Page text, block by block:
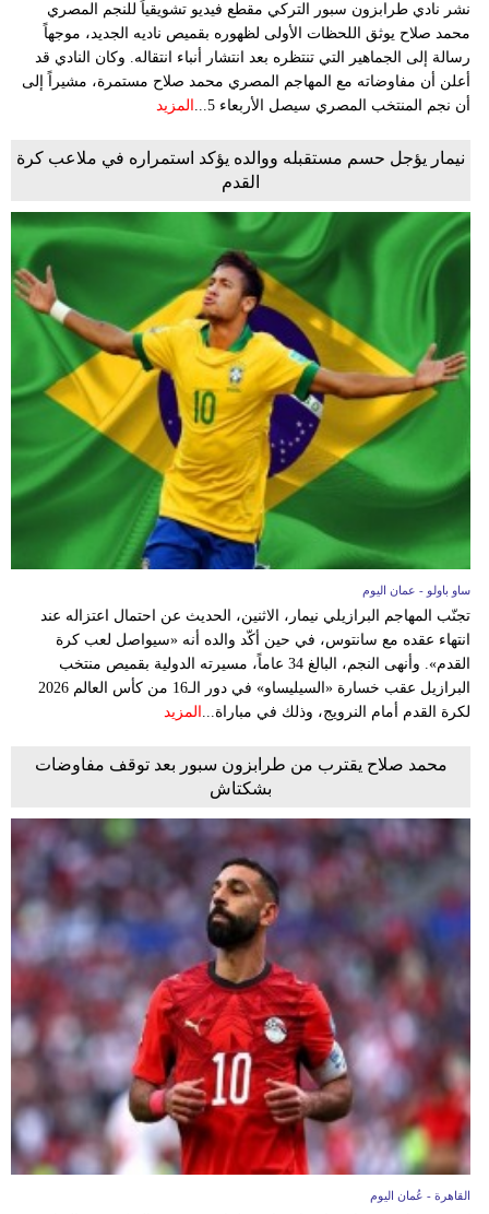
نشر نادي طرابزون سبور التركي مقطع فيديو تشويقياً للنجم المصري
محمد صلاح يوثق اللحظات الأولى لظهوره بقميص ناديه الجديد، موجهاً
رسالة إلى الجماهير التي تنتظره بعد انتشار أنباء انتقاله. وكان النادي قد
أعلن أن مفاوضاته مع المهاجم المصري محمد صلاح مستمرة، مشيراً إلى
أن نجم المنتخب المصري سيصل الأربعاء 5...
المزيد
نيمار يؤجل حسم مستقبله ووالده يؤكد استمراره في ملاعب كرة
القدم
ساو باولو - عمان اليوم
تجنّب المهاجم البرازيلي نيمار، الاثنين، الحديث عن احتمال اعتزاله عند
انتهاء عقده مع سانتوس، في حين أكّد والده أنه «سيواصل لعب كرة
القدم». وأنهى النجم، البالغ 34 عاماً، مسيرته الدولية بقميص منتخب
البرازيل عقب خسارة «السيليساو» في دور الـ16 من كأس العالم 2026
لكرة القدم أمام النرويج، وذلك في مباراة... المزيد
محمد صلاح يقترب من طرابزون سبور بعد توقف مفاوضات
بشكتاش
القاهرة - عُمان اليوم